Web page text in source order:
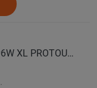
DAVANTI Автошина 225/45 R19 96W XL PROTOURA SPORT RPR лето